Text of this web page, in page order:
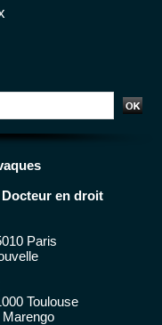
en droit
Paris
Toulouse